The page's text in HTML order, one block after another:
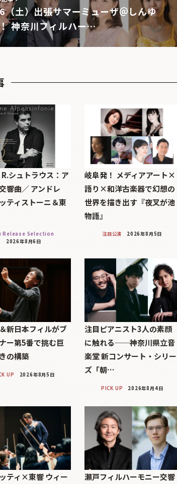
（土）出張サマーミューザ＠しんゆ
神奈川フィルハー…
R.シュトラウス：ア
響曲／ アンドレ
ティストーニ＆東
Release Selection
2026年8月6日
岐阜発！ メディアアート×
語り×和洋古楽器で幻想の
世界を描き出す『夜叉が池
物語』
注目公演 2026年8月5日
新日本フィルがブ
ー第5番で挑む巨
の構築
UP 2026年8月5日
注目ピアニスト3人の素顔
に触れる──神奈川県立音
楽堂 新コンサート・シリー
ズ「朝…
PICK UP 2026年8月4日
ティ×東響 ウィー
瀬戸フィルハーモニー交響